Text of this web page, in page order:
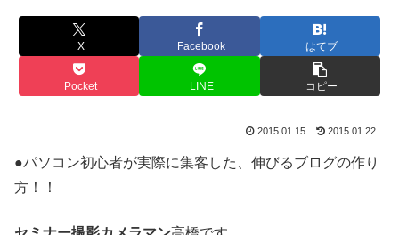
X Facebook はてブ
Pocket LINE コピー
2015.01.15 2015.01.22
●パソコン初心者が実際に集客した、伸びるブログの作り
方！！